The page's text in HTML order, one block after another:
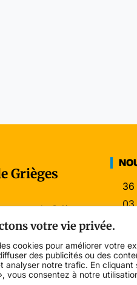
votre vie privée.
cookies pour améliorer votre
des publicités ou des
analyser notre trafic. En cliquant
vous consentez à notre
Grièges
de Grièges
36
03